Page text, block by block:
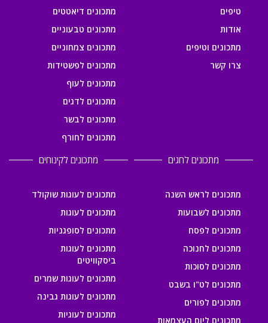
טיפים
אודות
מתכונים וטיפים
צרו קשר
מתכונים דיאטטים
מתכונים טבעוניים
מתכונים צמחוניים
מתכונים לפשטידות
מתכונים לעוף
מתכונים לדגים
מתכונים לבשר
מתכונים לחורף
מתכונים לחגים
מתכונים לראש השנה
מתכונים לשבועות
מתכונים לפסח
מתכונים לחנוכה
מתכונים לסוכות
מתכונים לט"ו בשבט
מתכונים לפורים
מתכונים ליום העצמאות
מתכונים לקינוחים
מתכונים לעוגות שוקולד
מתכונים לעוגות
מתכונים לסופגניות
מתכונים לעוגות
ביסקוויטים
מתכונים לעוגות שמרים
מתכונים לעוגות גבינה
מתכונים לעוגיות